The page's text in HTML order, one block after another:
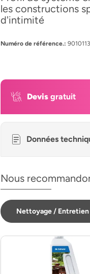
les constructions
d'intimité
Numéro de référence.:
Devis gratuit
Données
Nous
Nettoyage / Entretien